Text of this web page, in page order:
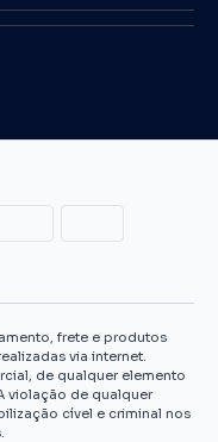
frete e produtos
via internet.
de qualquer elemento
violação de qualquer
cível e criminal nos